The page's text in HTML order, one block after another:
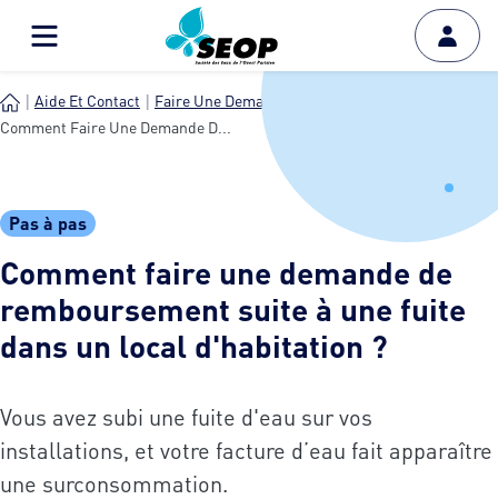
Aide Et Contact
Faire Une Demande
Comment Faire Une Demande D...
Pas à pas
Comment faire une demande de
remboursement suite à une fuite
dans un local d'habitation ?
Vous avez subi une fuite d'eau sur vos
installations, et votre facture d’eau fait apparaître
une surconsommation.